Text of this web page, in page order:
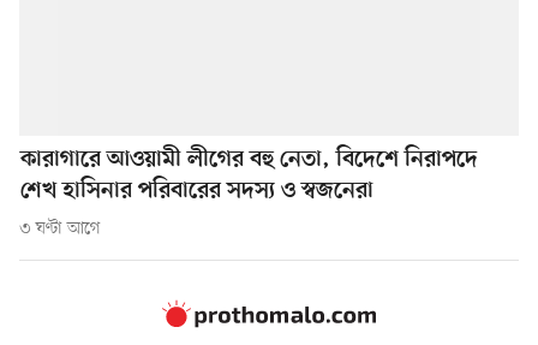
কারাগারে আওয়ামী লীগের বহু নেতা, বিদেশে নিরাপদে
শেখ হাসিনার পরিবারের সদস্য ও স্বজনেরা
৩ ঘণ্টা আগে